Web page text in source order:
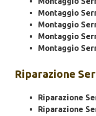
Montaggio
Montaggio
Montaggio
Montaggio
Riparazione
Riparazione
Riparazione